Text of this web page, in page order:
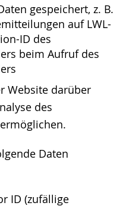
gespeichert, z. B.
auf LWL-
ID des
beim Aufruf des
Website darüber
des
Daten
ID (zufällige